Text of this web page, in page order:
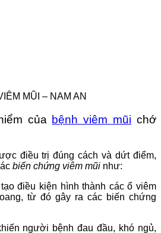
MŨI – NAM AN
của bệnh viêm mũi chớ
điều trị đúng cách và dứt điểm,
biến chứng viêm mũi như:
điều kiện hình thành các ổ viêm
từ đó gây ra các biến chứng
người bệnh đau đầu, khó ngủ,